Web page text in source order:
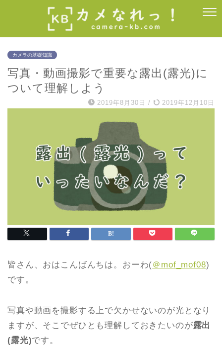
カメラの基礎知識
写真・動画撮影で重要な露出(露光)に
ついて理解しよう
2019年8月30日 / 2019年12月10日
皆さん、おはこんばんちは。おーわ(＠mof_mof08)
です。
写真や動画を撮影する上で欠かせないのが光となり
ますが、そこでぜひとも理解しておきたいのが露出
(露光)です。